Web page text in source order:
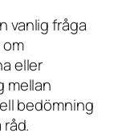
vanlig fråga
eller
mellan
bedömning